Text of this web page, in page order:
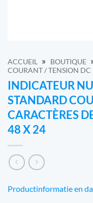
ACCUEIL » BOUTIQUE
COURANT / TENSION DC
INDICATEUR
STANDARD
CARACTÈRES
48 X 24
Productinformatie en